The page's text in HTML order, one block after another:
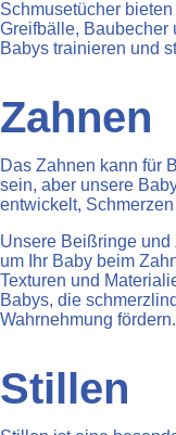
Schmusetücher
Greifbälle, Baubecher
Babys trainieren und
Zahnen
Das Zahnen kann für
sein, aber unsere
entwickelt,
Unsere Beißringe
um Ihr Baby beim
Texturen und
Babys, die
Wahrnehmung fördern.
Stillen